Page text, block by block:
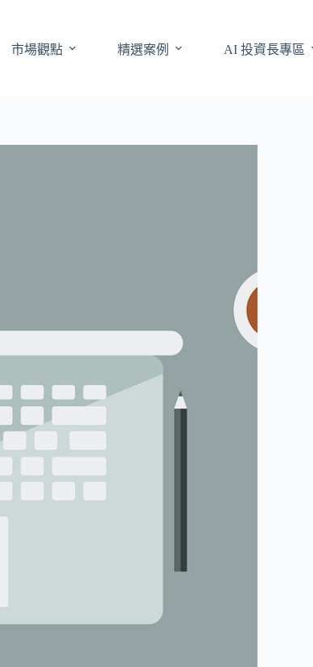
市場觀點 精選案例 AI 投資長專區